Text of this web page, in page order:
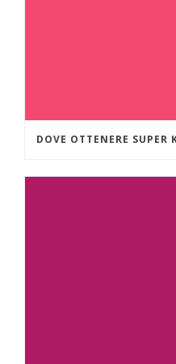
DOVE OTTENERE SUPER